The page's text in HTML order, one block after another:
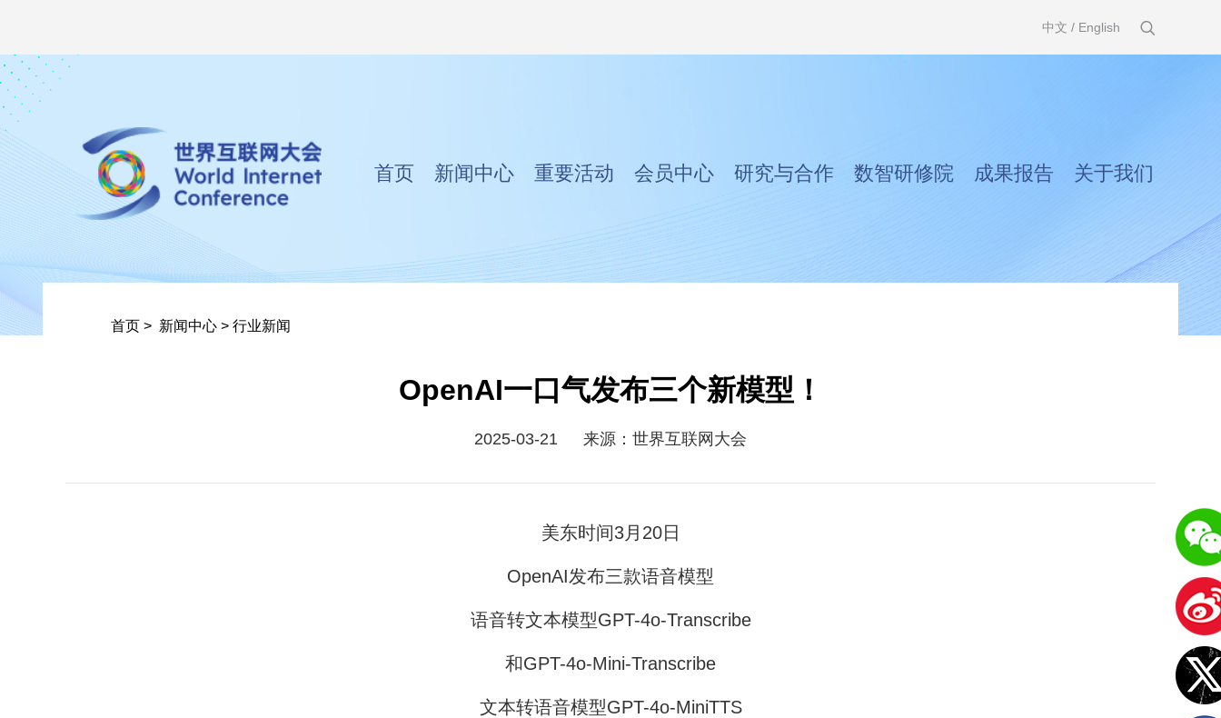
中文 / English
首页 新闻中心 重要活动 会员中心 研究与合作 数智研修院 成果报告 关于我们
首页 > 新闻中心 > 行业新闻
OpenAI一口气发布三个新模型！
2025-03-21 来源：世界互联网大会
美东时间3月20日
OpenAI发布三款语音模型
语音转文本模型GPT-4o-Transcribe
和GPT-4o-Mini-Transcribe
文本转语音模型GPT-4o-MiniTTS